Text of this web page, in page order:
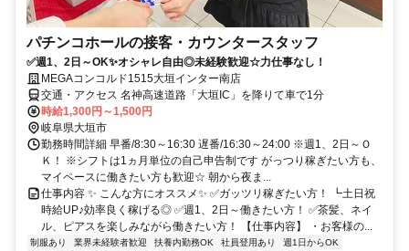
パチンコホールの接客・カウンタースタッフ
✅週1、2日～OK✨オシャレ自由◎未経験歓迎☆力仕事なし！
MEGAコンコルド1515大垣インター南店
交通・アクセス 名神高速道路「大垣IC」を降りて車で1分
時給1,300円～1,500円
岐阜県大垣市
勤務時間詳細 早番/8:30～16:30 遅番/16:30～24:00 ※週1、2日～Ｏ
Ｋ！ ※シフトは1ヵ月単位の自己申告制です がっつり稼ぎたい方も、
マイペースに働きたい方も歓迎☆ 朝から夜ま...
仕事内容 ✨ こんな方にオススメ✨ ✅ガッツリ稼ぎたい方！ ┗土日祝
時給UP♪効率良く稼げる◎ ✅週1、2日～働きたい方！ ✅茶髪、ネイ
ル、ピアスを楽しみながら働きたい方！ 【仕事内容】 ・お客様の...
制服あり 業界未経験者歓迎 扶養内勤務OK 社員登用あり
週1日からOK